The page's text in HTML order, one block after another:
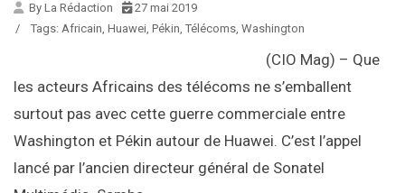
By La Rédaction
27 mai 2019
/
Tags: Africain, Huawei, Pékin, Télécoms, Washington
(CIO Mag) – Que
les acteurs Africains des télécoms ne s’emballent
surtout pas avec cette guerre commerciale entre
Washington et Pékin autour de Huawei. C’est l’appel
lancé par l’ancien directeur général de Sonatel